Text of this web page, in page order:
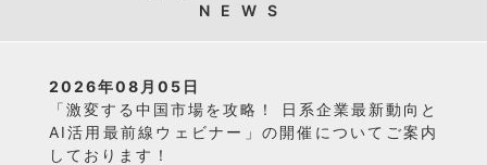
NEWS
2026年08月05日
「激変する中国市場を攻略！ 日系企業最新動向と
AI活用最前線ウェビナー」の開催についてご案内
しております！